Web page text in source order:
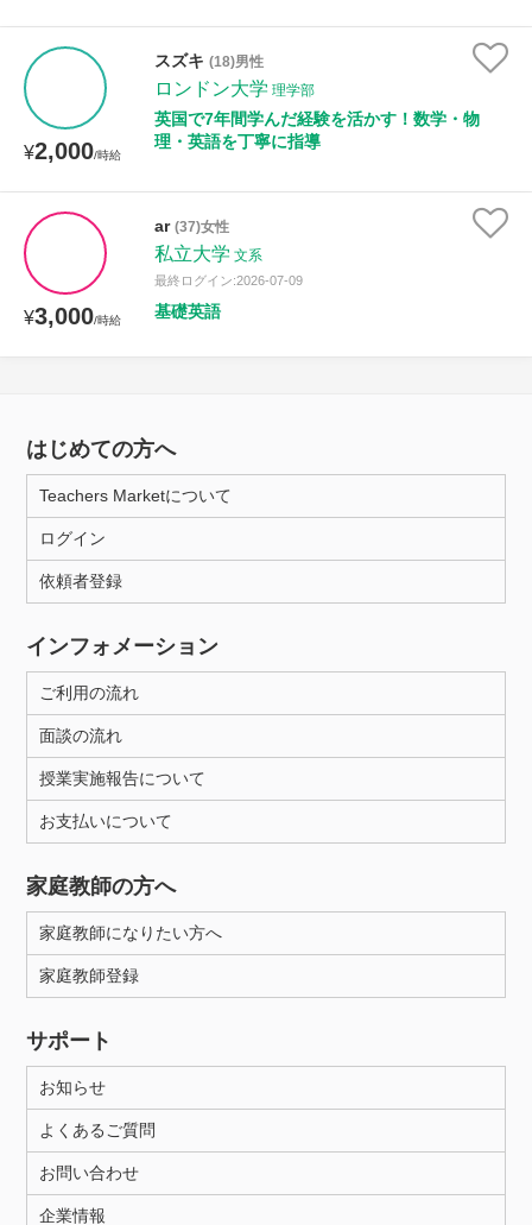
¥2,000/時給
スズキ (18)男性
ロンドン大学 理学部
英国で7年間学んだ経験を活かす！数学・物
理・英語を丁寧に指導
¥3,000/時給
ar (37)女性
私立大学 文系
最終ログイン:2026-07-09
基礎英語
はじめての方へ
Teachers Marketについて
ログイン
依頼者登録
インフォメーション
ご利用の流れ
面談の流れ
授業実施報告について
お支払いについて
家庭教師の方へ
家庭教師になりたい方へ
家庭教師登録
サポート
お知らせ
よくあるご質問
お問い合わせ
企業情報